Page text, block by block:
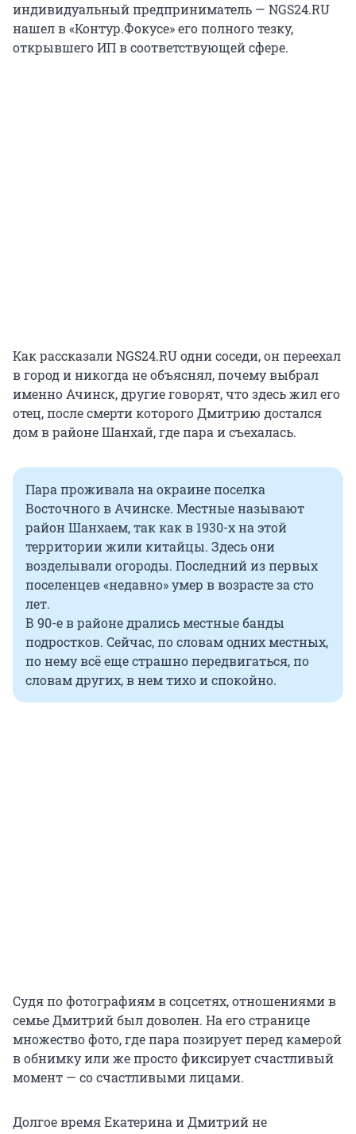
индивидуальный предприниматель — NGS24.RU
нашел в «Контур.Фокусе» его полного тезку,
открывшего ИП в соответствующей сфере.
Как рассказали NGS24.RU одни соседи, он переехал
в город и никогда не объяснял, почему выбрал
именно Ачинск, другие говорят, что здесь жил его
отец, после смерти которого Дмитрию достался
дом в районе Шанхай, где пара и съехалась.
Пара проживала на окраине поселка
Восточного в Ачинске. Местные называют
район Шанхаем, так как в 1930-х на этой
территории жили китайцы. Здесь они
возделывали огороды. Последний из первых
поселенцев «недавно» умер в возрасте за сто
лет.
В 90-е в районе дрались местные банды
подростков. Сейчас, по словам одних местных,
по нему всё еще страшно передвигаться, по
словам других, в нем тихо и спокойно.
Судя по фотографиям в соцсетях, отношениями в
семье Дмитрий был доволен. На его странице
множество фото, где пара позирует перед камерой
в обнимку или же просто фиксирует счастливый
момент — со счастливыми лицами.
Долгое время Екатерина и Дмитрий не